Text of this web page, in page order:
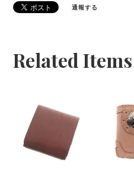
通報する
Related Items